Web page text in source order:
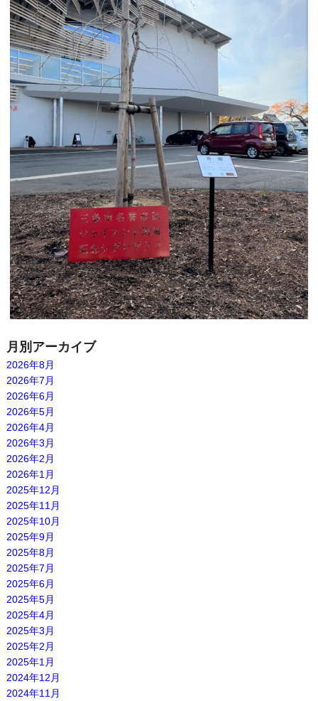
月別アーカイブ
2026年8月
2026年7月
2026年6月
2026年5月
2026年4月
2026年3月
2026年2月
2026年1月
2025年12月
2025年11月
2025年10月
2025年9月
2025年8月
2025年7月
2025年6月
2025年5月
2025年4月
2025年3月
2025年2月
2025年1月
2024年12月
2024年11月